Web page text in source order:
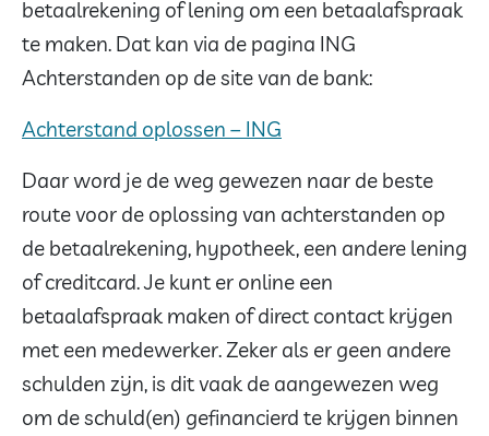
betaalrekening of lening om een betaalafspraak
te maken. Dat kan via de pagina ING
Achterstanden op de site van de bank:
Achterstand oplossen – ING
Daar word je de weg gewezen naar de beste
route voor de oplossing van achterstanden op
de betaalrekening, hypotheek, een andere lening
of creditcard. Je kunt er online een
betaalafspraak maken of direct contact krijgen
met een medewerker. Zeker als er geen andere
schulden zijn, is dit vaak de aangewezen weg
om de schuld(en) gefinancierd te krijgen binnen